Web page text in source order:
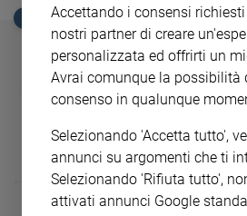
della
settimana
Migranti
Diversità
Costume
Cultura
spettacoli
EDICOLA SAN PAOLO
GBABY
€ 34,80 € 21,90 37%
FAMIGLIA
€ 104,00 €
Accettando i consensi
nostri partner di creare
personalizzata ed offrirti un
Avrai comunque la possibilità
consenso in qualunque
Selezionando 'Accetta tutto',
annunci su argomenti che ti
Selezionando 'Rifiuta tutto',
attivati annunci Google